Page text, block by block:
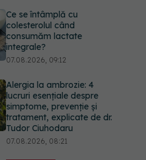
Ce se întâmplă cu
colesterolul când
consumăm lactate
integrale?
07.08.2026, 09:12
Alergia la ambrozie: 4
lucruri esențiale despre
simptome, prevenție și
tratament, explicate de dr.
Tudor Ciuhodaru
07.08.2026, 08:21